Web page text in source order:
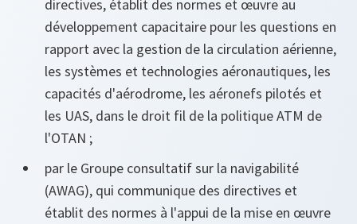
directives, établit des normes et œuvre au
développement capacitaire pour les questions en
rapport avec la gestion de la circulation aérienne,
les systèmes et technologies aéronautiques, les
capacités d'aérodrome, les aéronefs pilotés et
les UAS, dans le droit fil de la politique ATM de
l'OTAN ;
par le Groupe consultatif sur la navigabilité
(AWAG), qui communique des directives et
établit des normes à l'appui de la mise en œuvre